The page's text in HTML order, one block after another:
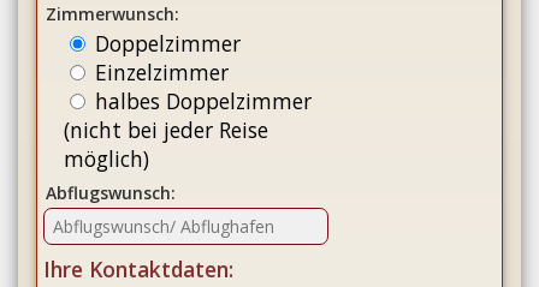
Zimmerwunsch:
Doppelzimmer
Einzelzimmer
halbes Doppelzimmer
(nicht bei jeder Reise
möglich)
Abflugswunsch:
Ihre Kontaktdaten: